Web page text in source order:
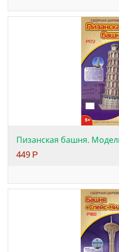
Пизанская башня.
449 Р